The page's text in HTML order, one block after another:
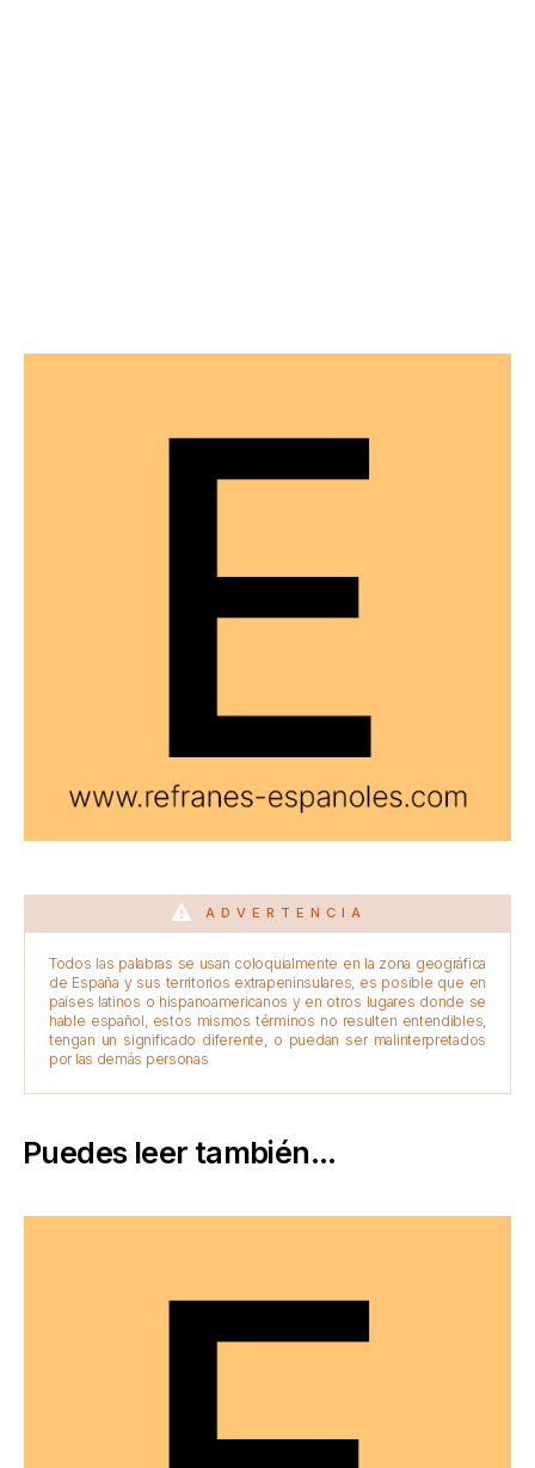
ADVERTENCIA
Todos las palabras se usan coloquialmente en la zona geográfica
de España y sus territorios extrapeninsulares, es posible que en
países latinos o hispanoamericanos y en otros lugares donde se
hable español, estos mismos términos no resulten entendibles,
tengan un significado diferente, o puedan ser malinterpretados
por las demás personas
Puedes leer también...